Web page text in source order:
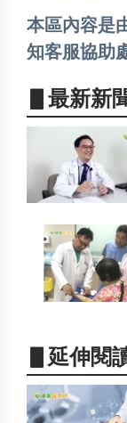
本區內容是
知客服協助
▋最新新
▋延伸閱